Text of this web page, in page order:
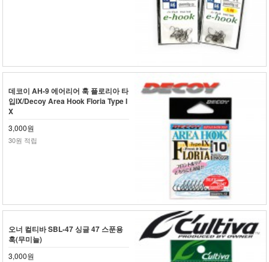
데코이 AH-9 에어리어 훅 플로리아 타
입IX/Decoy Area Hook Floria Type I
X
3,000원
30원 적립
오너 컬티바 SBL-47 싱글 47 스푼용
훅(무미늘)
3,000원